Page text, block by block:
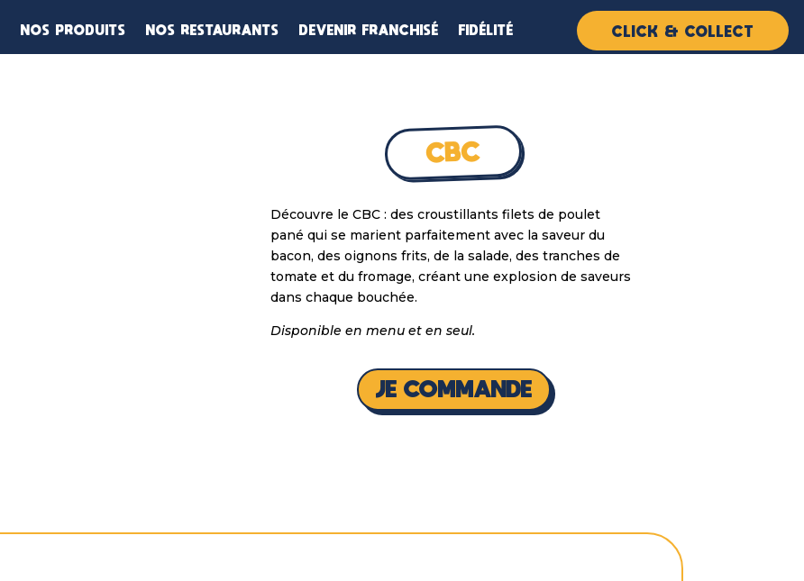
NOS PRODUITS NOS RESTAURANTS DEVENIR FRANCHISÉ FIDÉLITÉ CLICK & COLLECT
CBC
Découvre le CBC : des croustillants filets de poulet
pané qui se marient parfaitement avec la saveur du
bacon, des oignons frits, de la salade, des tranches de
tomate et du fromage, créant une explosion de saveurs
dans chaque bouchée.
Disponible en menu et en seul.
JE COMMANDE